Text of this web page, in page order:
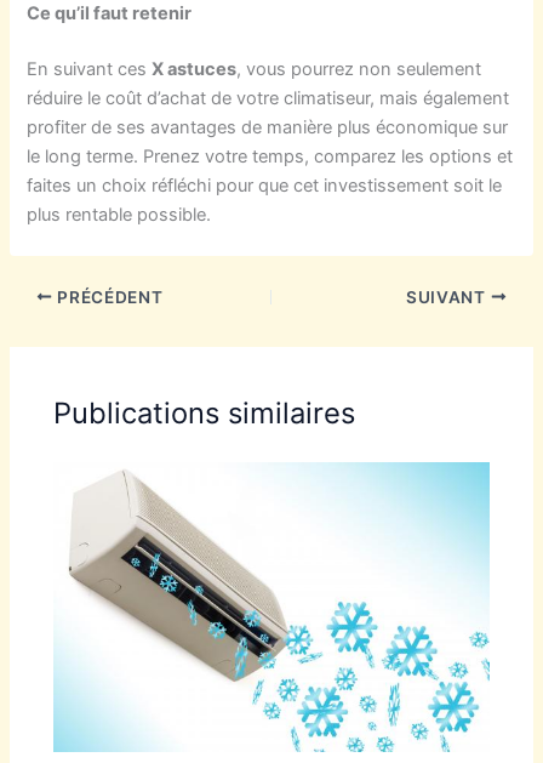
Ce qu’il faut retenir
En suivant cesX astuces, vous pourrez non seulement
réduire le coût d’achat de votre climatiseur, mais également
profiter de ses avantages de manière plus économique sur
le long terme. Prenez votre temps, comparez les options et
faites un choix réfléchi pour que cet investissement soit le
plus rentable possible.
PRÉCÉDENT SUIVANT
Publications similaires